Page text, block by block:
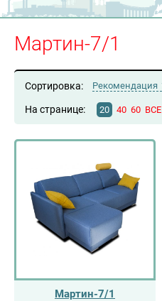
Мартин-7/1
Сортировка: Рекомендация
На странице: 20 40 60 ВСЕ
Мартин-7/1